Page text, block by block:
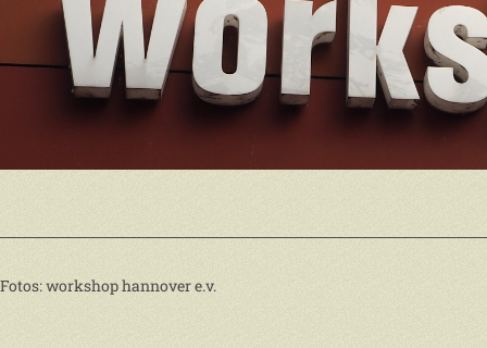
Fotos: workshop hannover e.v.